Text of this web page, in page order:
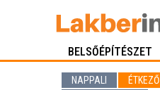
BELSŐÉPÍTÉSZET
NAPPALI ÉTKEZŐ